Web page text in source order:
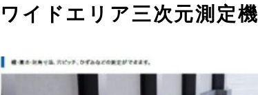
ワイドエリア三次元測定機